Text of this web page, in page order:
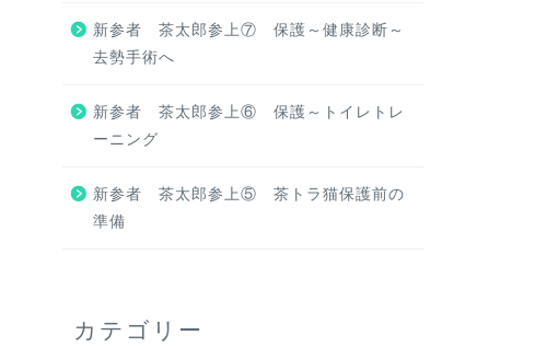
新参者 茶太郎参上⑦ 保護～健康診断～
去勢手術へ
新参者 茶太郎参上⑥ 保護～トイレトレ
ーニング
新参者 茶太郎参上⑤ 茶トラ猫保護前の
準備
カテゴリー